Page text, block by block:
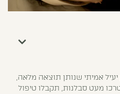
אמיתי שנותן תוצאה מלאה,
מעט סבלנות, תקבלו טיפול